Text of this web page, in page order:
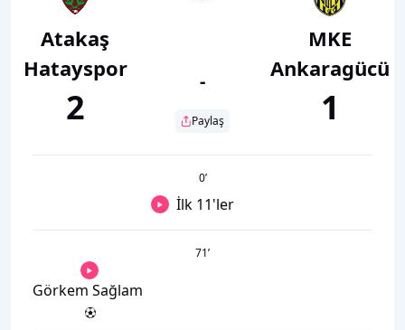
Atakaş
Hatayspor
2
-
Paylaş
MKE
Ankaragücü
1
0’
İlk 11'ler
71’
Görkem Sağlam